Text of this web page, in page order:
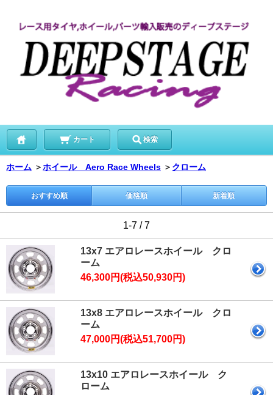
カート 検索
ホーム ＞ホイール Aero Race Wheels ＞ クローム
おすすめ順 価格順 新着順
1-7 / 7
13x7 エアロレースホイール クロ
ーム
46,300円(税込50,930円)
13x8 エアロレースホイール クロ
ーム
47,000円(税込51,700円)
13x10 エアロレースホイール ク
ローム